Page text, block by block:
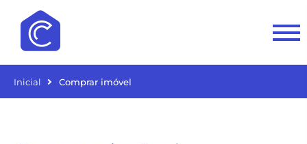
Inicial Comprar imóvel